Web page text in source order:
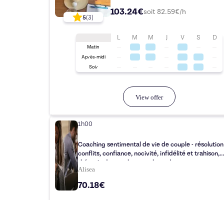
5(3)
103.24€soit 82.59€/h
L M M J V S D
Matin
Après-midi
Soir
View offer
1h00
Coaching sentimental de vie de couple -
conflits, confiance, nocivité, infidélité et trahison,
thérapie de couple - en solo ou duo
Alisea
70.18€